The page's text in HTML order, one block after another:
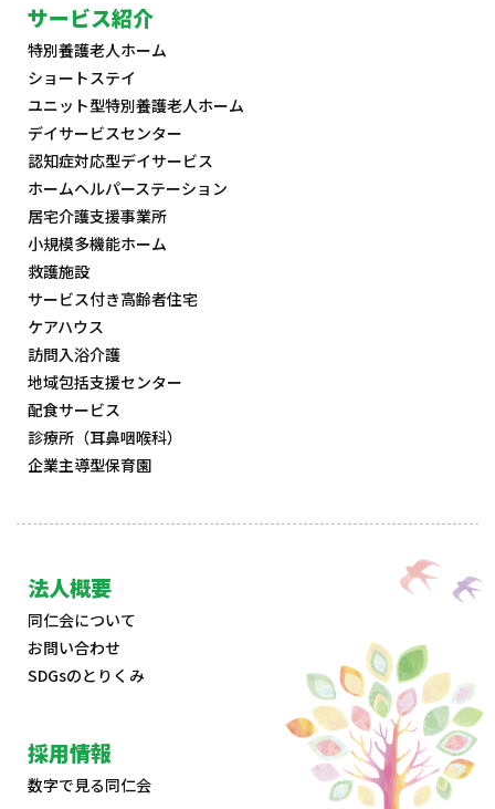
サービス紹介
特別養護老人ホーム
ショートステイ
ユニット型特別養護老人ホーム
デイサービスセンター
認知症対応型デイサービス
ホームヘルパーステーション
居宅介護支援事業所
小規模多機能ホーム
救護施設
サービス付き高齢者住宅
ケアハウス
訪問入浴介護
地域包括支援センター
配食サービス
診療所（耳鼻咽喉科）
企業主導型保育園
法人概要
同仁会について
お問い合わせ
SDGsのとりくみ
採用情報
数字で見る同仁会